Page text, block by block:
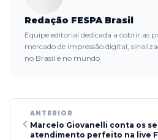
Redação FESPA Brasil
Equipe editorial dedicada a cobrir as
mercado de impressão digital,
no Brasil e no mundo.
ANTERIOR
Marcelo Giovanelli conta os
atendimento perfeito na live